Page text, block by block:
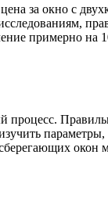
за окно с
примерно на